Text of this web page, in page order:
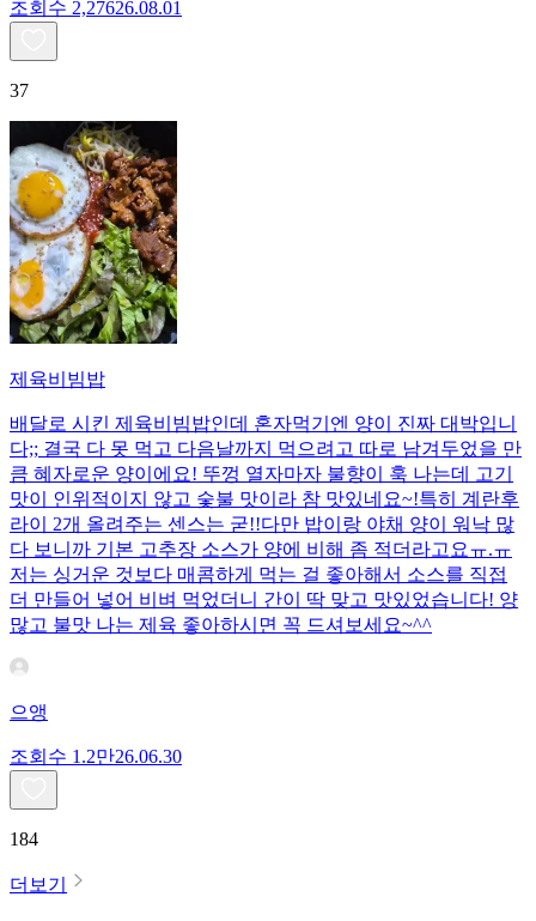
조회수 2,27626.08.01
37
제육비빔밥
배달로 시킨 제육비빔밥인데 혼자먹기엔 양이 진짜 대박입니
다;; 결국 다 못 먹고 다음날까지 먹으려고 따로 남겨두었을 만
큼 혜자로운 양이에요! 뚜껑 열자마자 불향이 훅 나는데 고기
맛이 인위적이지 않고 숯불 맛이라 참 맛있네요~!특히 계란후
라이 2개 올려주는 센스는 굳!! ​다만 밥이랑 야채 양이 워낙 많
다 보니까 기본 고추장 소스가 양에 비해 좀 적더라고요ㅠ.ㅠ
저는 싱거운 것보다 매콤하게 먹는 걸 좋아해서 소스를 직접
더 만들어 넣어 비벼 먹었더니 간이 딱 맞고 맛있었습니다! 양
많고 불맛 나는 제육 좋아하시면 꼭 드셔보세요~^^
으앵
조회수 1.2만26.06.30
184
더보기